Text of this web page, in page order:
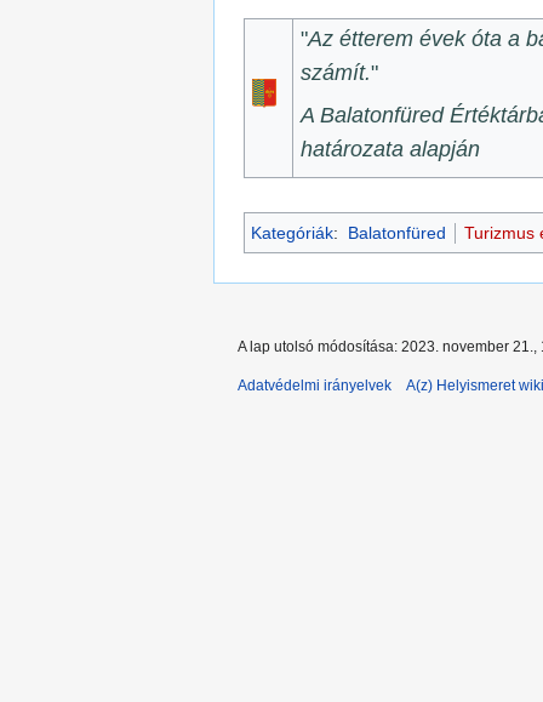
"Az étterem évek óta a
számít."
A Balatonfüred
határozata alapján
Kategóriák: Balatonfüred Turizmus
A lap utolsó módosítása: 2023. november 21.,
Adatvédelmi irányelvek A(z) Helyismeret